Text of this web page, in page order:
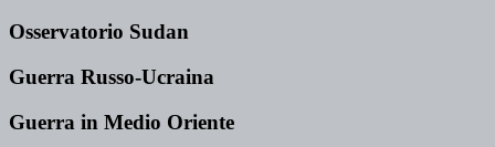
Osservatorio Sudan
Guerra Russo-Ucraina
Guerra in Medio Oriente